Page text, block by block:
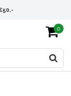
75
AB € 75
0